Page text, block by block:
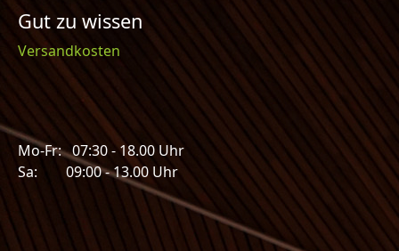
Gut zu wissen
Versandkosten
Mo-Fr: 07:30 - 18.00 Uhr
Sa: 09:00 - 13.00 Uhr